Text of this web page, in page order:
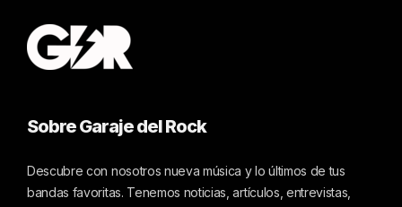
Sobre Garaje del Rock
Descubre con nosotros nueva música y lo últimos de tus
bandas favoritas. Tenemos noticias, artículos, entrevistas,